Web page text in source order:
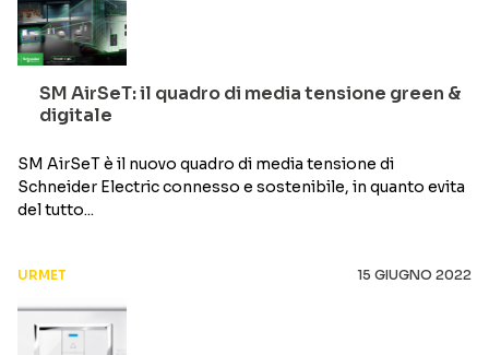
SM AirSeT: il quadro di media tensione green &
digitale
SM AirSeT è il nuovo quadro di media tensione di
Schneider Electric connesso e sostenibile, in quanto evita
del tutto...
URMET 15 GIUGNO 2022